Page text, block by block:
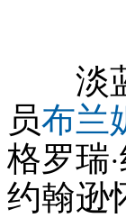
淡蓝
员布兰
格罗瑞
约翰逊